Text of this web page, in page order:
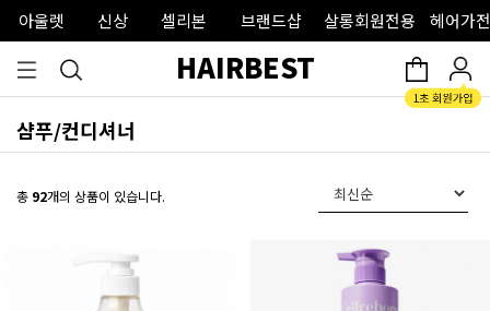
아울렛 신상 셀리본 브랜드샵 살롱회원전용 헤어가
HAIRBEST
샴푸/컨디셔너
총 92개의 상품이 있습니다.